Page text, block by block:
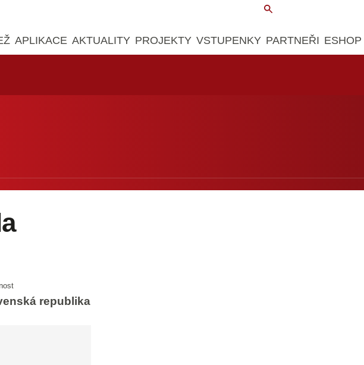
APLIKACE AKTUALITY PROJEKTY VSTUPENKY PARTNEŘI ESHOP
republika